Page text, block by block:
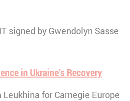
signed by Gwendolyn Sasse
in Ukraine’s Recovery
for Carnegie Europe